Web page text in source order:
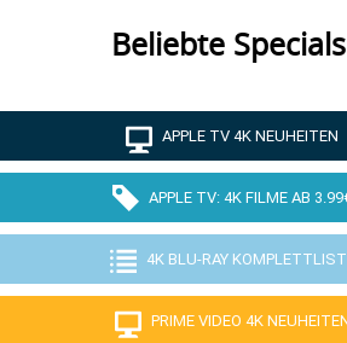
Beliebte
APPLE TV 4K NEUHEITEN
APPLE TV: 4K FILME AB
4K BLU-RAY
PRIME VIDEO 4K